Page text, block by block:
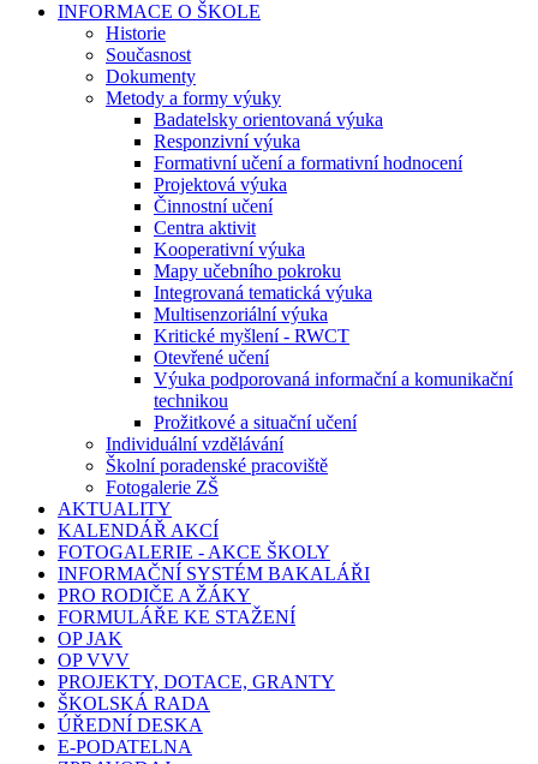
INFORMACE O ŠKOLE
Historie
Současnost
Dokumenty
Metody a formy výuky
Badatelsky orientovaná výuka
Responzivní výuka
Formativní učení a formativní hodnocení
Projektová výuka
Činnostní učení
Centra aktivit
Kooperativní výuka
Mapy učebního pokroku
Integrovaná tematická výuka
Multisenzoriální výuka
Kritické myšlení - RWCT
Otevřené učení
Výuka podporovaná informační a komunikační
technikou
Prožitkové a situační učení
Individuální vzdělávání
Školní poradenské pracoviště
Fotogalerie ZŠ
AKTUALITY
KALENDÁŘ AKCÍ
FOTOGALERIE - AKCE ŠKOLY
INFORMAČNÍ SYSTÉM BAKALÁŘI
PRO RODIČE A ŽÁKY
FORMULÁŘE KE STAŽENÍ
OP JAK
OP VVV
PROJEKTY, DOTACE, GRANTY
ŠKOLSKÁ RADA
ÚŘEDNÍ DESKA
E-PODATELNA